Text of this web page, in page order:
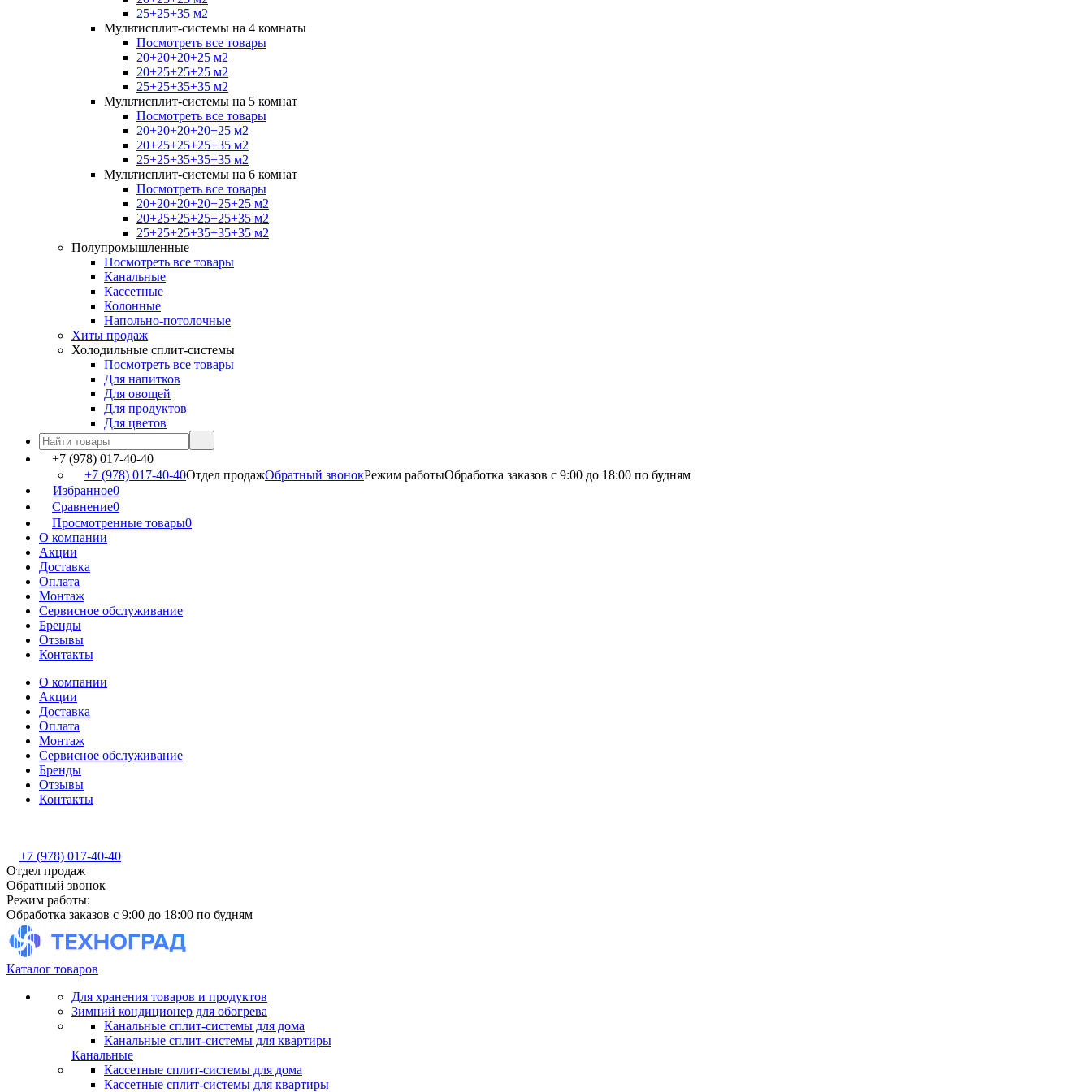
25+25+35 м2
Мультисплит-системы на 4 комнаты
Посмотреть все товары
20+20+20+25 м2
20+25+25+25 м2
25+25+35+35 м2
Мультисплит-системы на 5 комнат
Посмотреть все товары
20+20+20+20+25 м2
20+25+25+25+35 м2
25+25+35+35+35 м2
Мультисплит-системы на 6 комнат
Посмотреть все товары
20+20+20+20+25+25 м2
20+25+25+25+25+35 м2
25+25+25+35+35+35 м2
Полупромышленные
Посмотреть все товары
Канальные
Кассетные
Колонные
Напольно-потолочные
Хиты продаж
Холодильные сплит-системы
Посмотреть все товары
Для напитков
Для овощей
Для продуктов
Для цветов
+7 (978) 017-40-40
+7 (978) 017-40-40Отдел продажОбратный звонокРежим работыОбработка заказов с 9:00 до 18:00 по будням
Избранное0
Сравнение0
Просмотренные товары0
О компании
Акции
Доставка
Оплата
Монтаж
Сервисное обслуживание
Бренды
Отзывы
Контакты
О компании
Акции
Доставка
Оплата
Монтаж
Сервисное обслуживание
Бренды
Отзывы
Контакты
+7 (978) 017-40-40
Отдел продаж
Обратный звонок
Режим работы:
Обработка заказов с 9:00 до 18:00 по будням
Каталог товаров
Для хранения товаров и продуктов
Зимний кондиционер для обогрева
Канальные сплит-системы для дома
Канальные сплит-системы для квартиры
Канальные
Кассетные сплит-системы для дома
Кассетные сплит-системы для квартиры